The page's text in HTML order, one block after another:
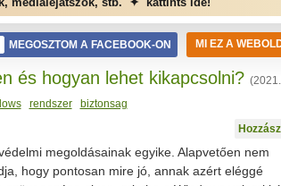
MI EZ A
MEGOSZTOM A FACEBOOK-ON
és hogyan lehet kikapcsolni?
rendszer
biztonsag
megoldásainak egyike. Alapvetően nem
hogy pontosan mire jó, annak azért eléggé